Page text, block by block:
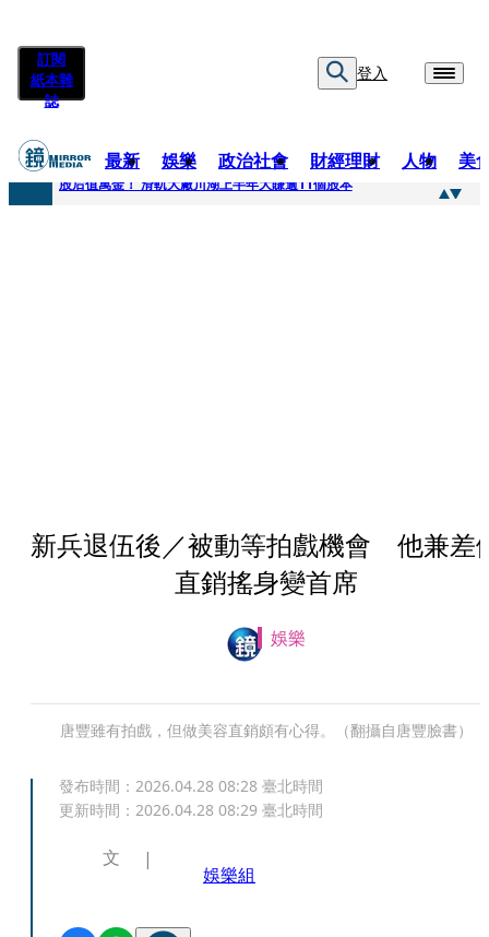
訂閱
紙本雜
誌
登入
最新 娛樂 政治社會 財經理財 人物 美
快訊
股后值萬金！ 滑軌大廠川湖上半年大賺逾11個股本
新兵退伍後／被動等拍戲機會 他兼差
直銷搖身變首席
娛樂
唐豐雖有拍戲，但做美容直銷頗有心得。（翻攝自唐豐臉書）
發布時間： 2026.04.28 08:28 臺北時間
更新時間： 2026.04.28 08:29 臺北時間
文
娛樂組